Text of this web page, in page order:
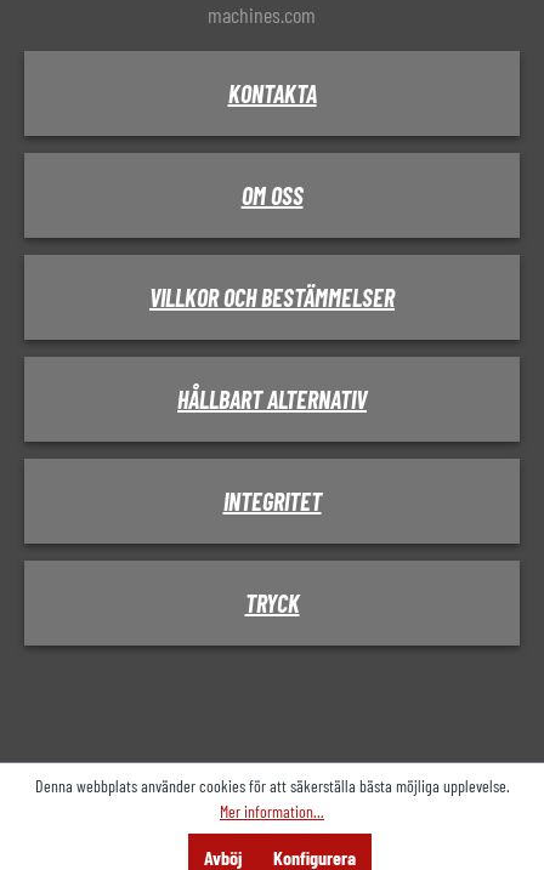
menu.menuRådgivningSök på
pwa.navigation.bottom-
machines.com
KONTAKTA
OM OSS
VILLKOR OCH BESTÄMMELSER
HÅLLBART ALTERNATIV
INTEGRITET
TRYCK
Denna webbplats använder cookies för att säkerställa bästa möjliga upplevelse.
Mer information...
Avböj Konfigurera